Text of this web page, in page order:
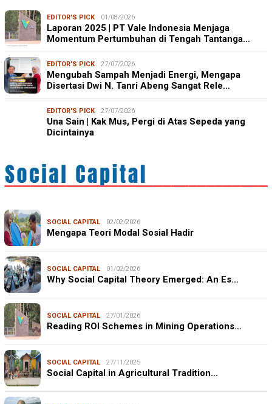
EDITOR'S PICK 01/08/2026
Laporan 2025 | PT Vale Indonesia Menjaga
Momentum Pertumbuhan di Tengah Tantanga…
EDITOR'S PICK 27/07/2026
Mengubah Sampah Menjadi Energi, Mengapa
Disertasi Dwi N. Tanri Abeng Sangat Rele…
EDITOR'S PICK 27/07/2026
Una Sain | Kak Mus, Pergi di Atas Sepeda yang
Dicintainya
SOCIAL CAPITAL 02/02/2026
Mengapa Teori Modal Sosial Hadir
SOCIAL CAPITAL 01/02/2026
Why Social Capital Theory Emerged: An Es…
SOCIAL CAPITAL 27/01/2026
Reading ROI Schemes in Mining Operations…
SOCIAL CAPITAL 27/11/2025
Social Capital in Agricultural Tradition…